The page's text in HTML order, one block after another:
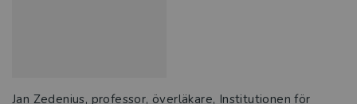
Jan Zedenius, professor, överläkare, Institutionen för